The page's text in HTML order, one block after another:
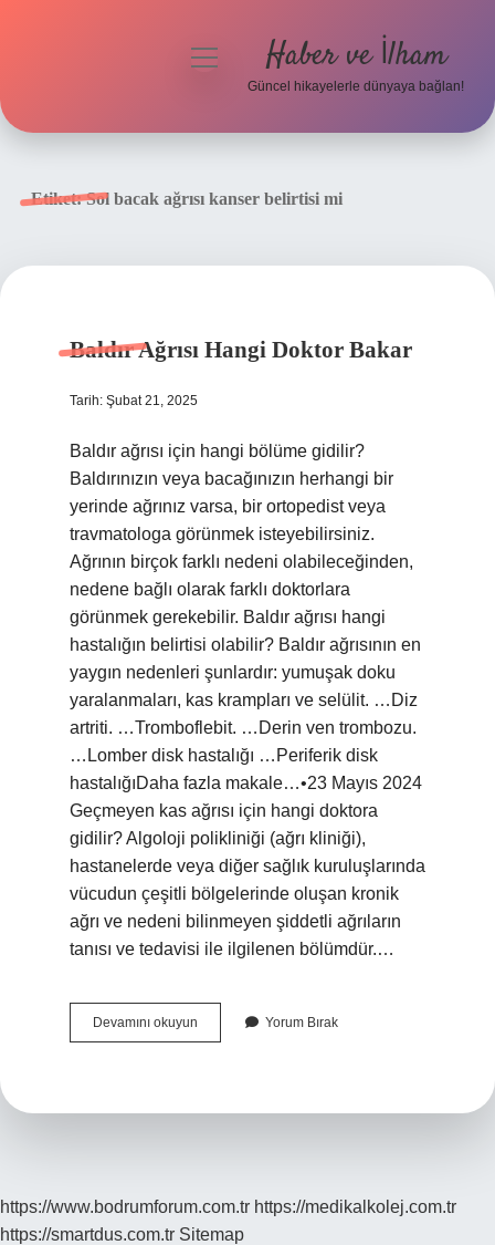
menüyü
Haber ve İlham
Güncel hikayelerle dünyaya bağlan!
Etiket:Sol bacak ağrısı kanser belirtisi mi
Baldır Ağrısı Hangi Doktor Bakar
Tarih: Şubat 21, 2025
Baldır ağrısı için hangi bölüme gidilir?
Baldırınızın veya bacağınızın herhangi bir
yerinde ağrınız varsa, bir ortopedist veya
travmatologa görünmek isteyebilirsiniz.
Ağrının birçok farklı nedeni olabileceğinden,
nedene bağlı olarak farklı doktorlara
görünmek gerekebilir. Baldır ağrısı hangi
hastalığın belirtisi olabilir? Baldır ağrısının en
yaygın nedenleri şunlardır: yumuşak doku
yaralanmaları, kas krampları ve selülit. …Diz
artriti. …Tromboflebit. …Derin ven trombozu.
…Lomber disk hastalığı …Periferik disk
hastalığıDaha fazla makale…•23 Mayıs 2024
Geçmeyen kas ağrısı için hangi doktora
gidilir? Algoloji polikliniği (ağrı kliniği),
hastanelerde veya diğer sağlık kuruluşlarında
vücudun çeşitli bölgelerinde oluşan kronik
ağrı ve nedeni bilinmeyen şiddetli ağrıların
tanısı ve tedavisi ile ilgilenen bölümdür.…
Devamını okuyun
Ağrısı
Yorum Bırak
https://www.bodrumforum.com.tr https://medikalkolej.com.tr
https://smartdus.com.tr Sitemap